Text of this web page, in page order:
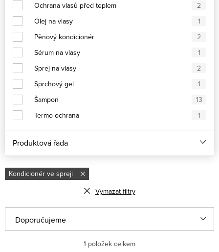
Ochrana vlasů před teplem
2
Olej na vlasy
1
Pěnový kondicionér
2
Sérum na vlasy
1
Sprej na vlasy
2
Sprchový gel
1
Šampon
13
Termo ochrana
1
Produktová řada
Kondicionér ve spreji
Vymazat filtry
Řazení produktů
Doporučujeme
1 položek celkem